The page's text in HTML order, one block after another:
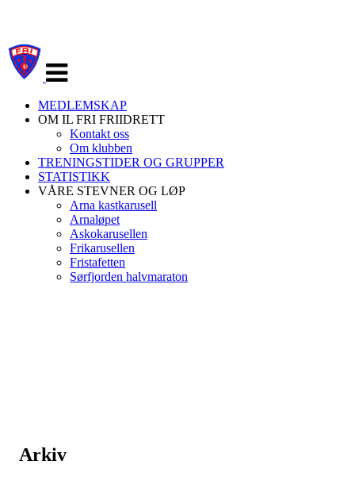
navigasjon
MEDLEMSKAP
OM IL FRI FRIIDRETT
Kontakt oss
Om klubben
TRENINGSTIDER OG GRUPPER
STATISTIKK
VÅRE STEVNER OG LØP
Arna kastkarusell
Arnaløpet
Askokarusellen
Frikarusellen
Fristafetten
Sørfjorden halvmaraton
Arkiv